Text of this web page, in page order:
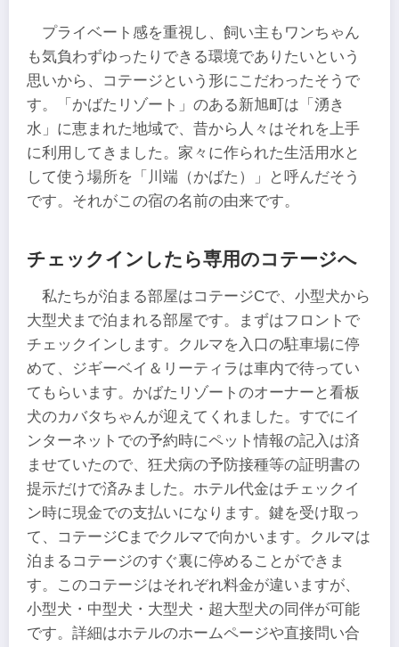
プライベート感を重視し、飼い主もワンちゃん
も気負わずゆったりできる環境でありたいという
思いから、コテージという形にこだわったそうで
す。「かばたリゾート」のある新旭町は「湧き
水」に恵まれた地域で、昔から人々はそれを上手
に利用してきました。家々に作られた生活用水と
して使う場所を「川端（かばた）」と呼んだそう
です。それがこの宿の名前の由来です。
チェックインしたら専用のコテージへ
私たちが泊まる部屋はコテージCで、小型犬から
大型犬まで泊まれる部屋です。まずはフロントで
チェックインします。クルマを入口の駐車場に停
めて、ジギーベイ＆リーティラは車内で待ってい
てもらいます。かばたリゾートのオーナーと看板
犬のカバタちゃんが迎えてくれました。すでにイ
ンターネットでの予約時にペット情報の記入は済
ませていたので、狂犬病の予防接種等の証明書の
提示だけで済みました。ホテル代金はチェックイ
ン時に現金での支払いになります。鍵を受け取っ
て、コテージCまでクルマで向かいます。クルマは
泊まるコテージのすぐ裏に停めることができま
す。このコテージはそれぞれ料金が違いますが、
小型犬・中型犬・大型犬・超大型犬の同伴が可能
です。詳細はホテルのホームページや直接問い合